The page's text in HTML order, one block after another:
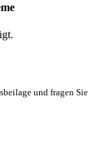
und fragen Sie